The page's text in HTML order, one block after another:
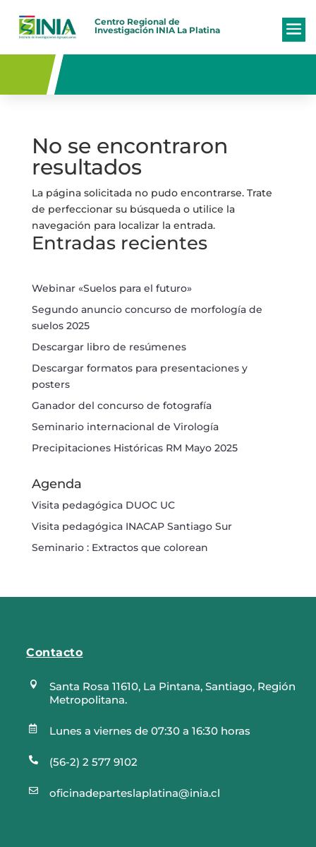
Centro Regional de
Investigación INIA La Platina
No se encontraron
resultados
La página solicitada no pudo encontrarse. Trate
de perfeccionar su búsqueda o utilice la
navegación para localizar la entrada.
Entradas recientes
Webinar «Suelos para el futuro»
Segundo anuncio concurso de morfología de
suelos 2025
Descargar libro de resúmenes
Descargar formatos para presentaciones y
posters
Ganador del concurso de fotografía
Seminario internacional de Virología
Precipitaciones Históricas RM Mayo 2025
Agenda
Visita pedagógica DUOC UC
Visita pedagógica INACAP Santiago Sur
Seminario : Extractos que colorean
Contacto

Santa Rosa 11610, La Pintana, Santiago, Región
Metropolitana.
 Lunes a viernes de 07:30 a 16:30 horas
 (56-2) 2 577 9102
 oficinadeparteslaplatina@inia.cl